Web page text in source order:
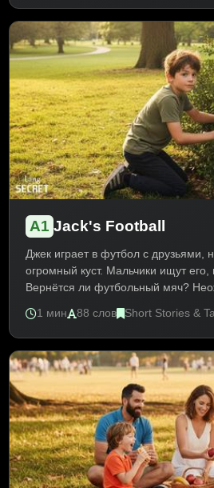
вопросительных предложений.
A1 Jack's Football
Джек играет в футбол с друзьями,
огромный куст. Мальчики ищут его,
Вернётся ли футбольный мяч?
для начинающих учит лексике о
животных. Практика Present
can.
1 мин 88 слов Short Stories &